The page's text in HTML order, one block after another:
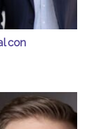
con